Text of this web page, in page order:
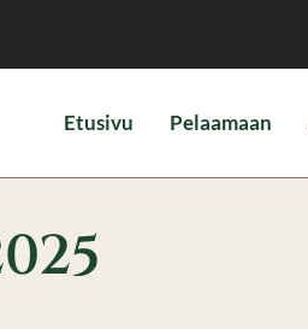
Etusivu Pelaamaan